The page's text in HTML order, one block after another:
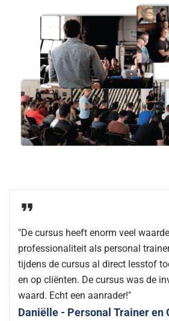
"De cursus heeft enorm veel
professionaliteit als personal
tijdens de cursus al direct lesstof
en op cliënten. De cursus was de
waard. Echt een aanrader!"
Daniëlle - Personal Trainer en